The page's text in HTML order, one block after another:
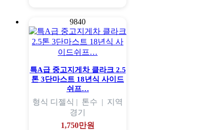
9840
특A급 중고지게차 클라크 2.5
톤 3단마스트 18년식 사이드
쉬프…
형식 디젤식 | 톤수 | 지역
경기
1,750만원